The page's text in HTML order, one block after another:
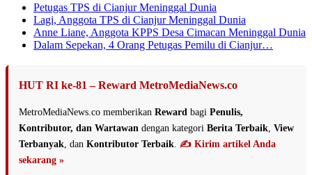
Petugas TPS di Cianjur Meninggal Dunia
Lagi, Anggota TPS di Cianjur Meninggal Dunia
Anne Liane, Anggota KPPS Desa Cimacan Meninggal Dunia
Dalam Sepekan, 4 Orang Petugas Pemilu di Cianjur…
HUT RI ke-81 – Reward MetroMediaNews.co
MetroMediaNews.co memberikan Reward bagi Penulis,
Kontributor, dan Wartawan dengan kategori Berita Terbaik View
Terbanyak , dan Kontributor Terbaik ✍️ Kirim artikel Anda
sekarang »